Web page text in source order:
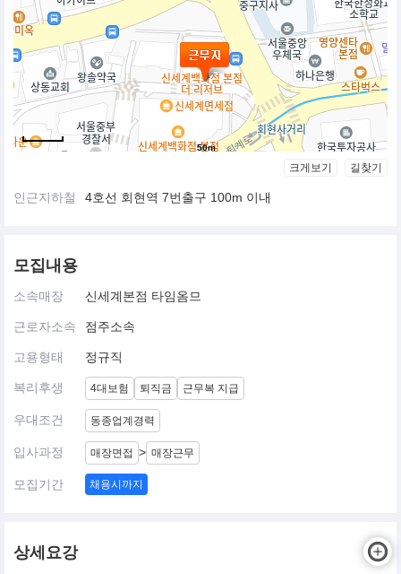
50m
크게보기 길찾기
인근지하철 4호선 회현역 7번출구 100m 이내
모집내용
소속매장 신세계본점 타임옴므
근로자소속 점주소속
고용형태 정규직
복리후생 4대보험 퇴직금 근무복 지급
우대조건 동종업계경력
입사과정 매장면접 > 매장근무
모집기간 채용시까지
상세요강